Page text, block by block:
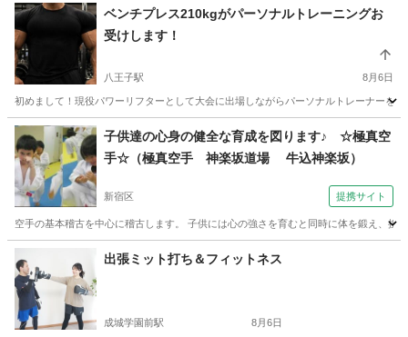
東京 渋谷区 千駄ケ谷駅 千駄ヶ谷
ベンチプレス210kgがパーソナルトレーニングお
受けします！
八王子駅 8月6日
初めまして！現役パワーリフターとして大会に出場しながらパーソナルトレーナーを
東京 八王子市 八王子駅 スポーツ ベンチプレス
子供達の心身の健全な育成を図ります♪ ☆極真空
手☆（極真空手 神楽坂道場 牛込神楽坂）
新宿区 提携サイト
空手の基本稽古を中心に稽古します。 子供には心の強さを育むと同時に体を鍛え、
東京 空手/他格闘技
出張ミット打ち＆フィットネス
成城学園前駅 8月6日